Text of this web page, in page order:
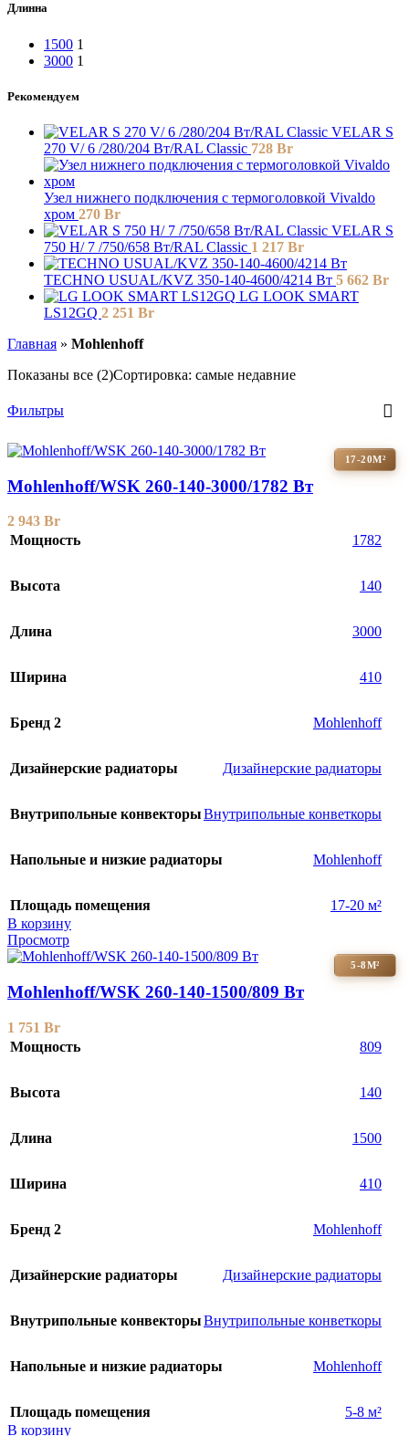
Длинна
1500 1
3000 1
Рекомендуем
VELAR S
270 V/ 6 /280/204 Вт/RAL Classic 728 Br
Узел нижнего подключения с термоголовкой Vivaldo
хром 270 Br
VELAR S
750 H/ 7 /750/658 Вт/RAL Classic 1 217 Br
TECHNO USUAL/KVZ 350-140-4600/4214 Вт 5 662 Br
LG LOOK SMART
LS12GQ 2 251 Br
Главная » Mohlenhoff
Показаны все (2)Сортировка: самые недавние
Фильтры
17-20М²
Mohlenhoff/WSK 260-140-3000/1782 Вт
2 943 Br
Мощность
1782
Высота 140
Длина 3000
Ширина 410
Бренд 2 Mohlenhoff
Дизайнерские радиаторы Дизайнерские радиаторы
Внутрипольные конвекторыВнутрипольные конветкоры
Напольные и низкие радиаторы Mohlenhoff
Площадь помещения
17-20 м²
В корзину
Просмотр
5-8М²
Mohlenhoff/WSK 260-140-1500/809 Вт
1 751 Br
Мощность
809
Высота 140
Длина 1500
Ширина 410
Бренд 2 Mohlenhoff
Дизайнерские радиаторы Дизайнерские радиаторы
Внутрипольные конвекторыВнутрипольные конветкоры
Напольные и низкие радиаторы Mohlenhoff
Площадь помещения
5-8 м²
В корзину